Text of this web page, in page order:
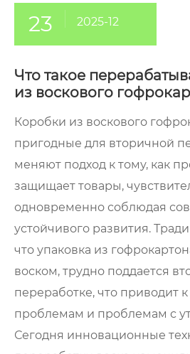
23 2025-12
Что такое
из воскового
Коробки из воскового
пригодные для вторичной
меняют подход к тому, как
защищает товары,
одновременно соблюдая
устойчивого развития.
что упаковка из
воском, трудно поддается
переработке, что приводит
проблемам и проблемам с
Сегодня инновационные